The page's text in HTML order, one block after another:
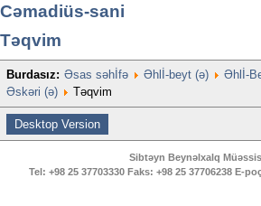
Cəmadiüs-sani
Təqvim
Burdasız: Əsas səhİfə Əhlİ-beyt (ə) Əhlİ-
Əskəri (ə)
Təqvim
Desktop Version
Sibtəyn Beynəlxalq
Tel: +98 25 37703330 Faks: +98 25 37706238 E-